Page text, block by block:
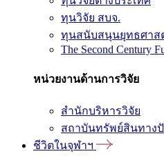
ทุนวิจัย สบจ.
ทุนสนับสนุนยุทธศาส
The Second Century
หน่วยงานด้านการวิจัย
สำนักบริหารวิจัย
สถาบันทรัพย์สินทาง
ชีวิตในจุฬาฯ